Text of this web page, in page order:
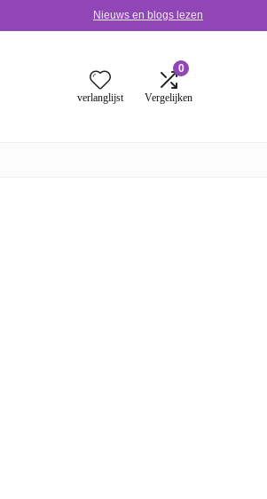
Nieuws en blogs lezen
verlanglijst
0
Vergelijken